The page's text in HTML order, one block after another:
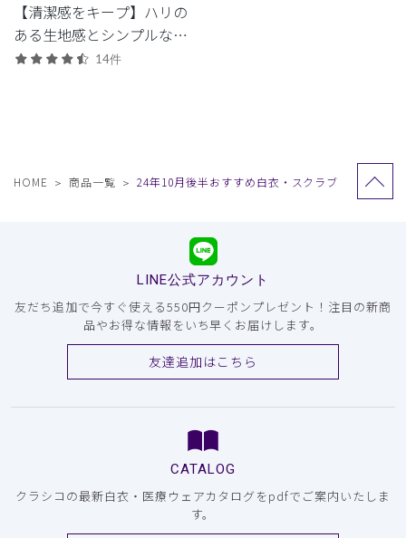
【清潔感をキープ】ハリの
ある生地感とシンプルなデ
ザイン。清潔感と快適さに
14件
HOME 商品一覧 24年10月後半おすすめ白衣・スクラブ
LINE公式アカウント
友だち追加で今すぐ使える550円クーポンプレゼント！注目の新商
品やお得な情報をいち早くお届けします。
友達追加はこちら
CATALOG
クラシコの最新白衣・医療ウェアカタログをpdfでご案内いたしま
す。